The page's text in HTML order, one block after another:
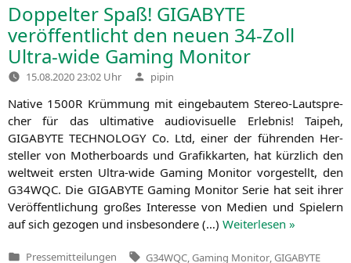
Doppelter Spaß! GIGABYTE
veröffentlicht den neuen 34-Zoll
Ultra-wide Gaming Monitor
15.08.2020 23:02 Uhr Verfasst
von
pipin
Nati­ve 1500R Krüm­mung mit ein­ge­bau­tem Ste­­reo-Lau­t­spre­
cher für das ulti­ma­ti­ve audio­vi­su­el­le Erleb­nis! Tai­peh,
GIGABYTE TECHNOLOGYCo. Ltd, einer der füh­ren­den Her­
stel­ler von Mother­boards und Gra­fik­kar­ten, hat kürz­lich den
welt­weit ers­ten Ultra-wide Gam­ing Moni­tor vor­ge­stellt, den
G34WQC. Die GIGABYTEGam­ing Moni­tor Serie hat seit ihrer
Ver­öf­fent­li­chung gro­ßes Inter­es­se von Medi­en und Spie­lern
auf sich gezo­gen und ins­be­son­de­re (…) Wei­ter­le­sen »
Pressemitteilungen Tags:
G34WQC Gaming Monitor GIGABYTE